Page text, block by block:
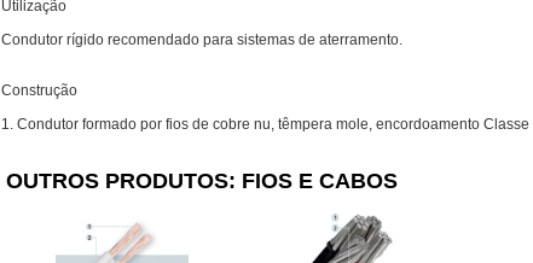
Utilização
Condutor rígido recomendado para sistemas de aterramento.
Construção
1. Condutor formado por fios de cobre nu, têmpera mole, encordoamento Classe
OUTROS PRODUTOS: FIOS E CABOS